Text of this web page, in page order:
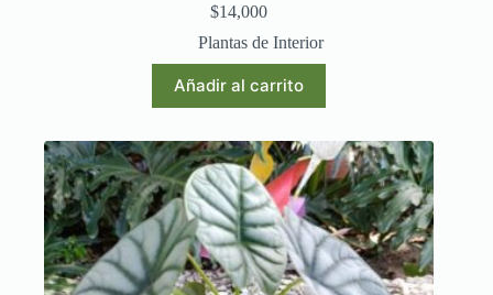
$14,000
Plantas de Interior
Añadir al carrito